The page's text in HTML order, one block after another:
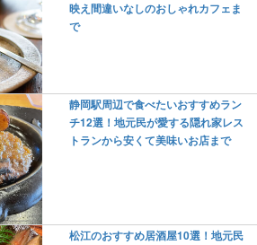
映え間違いなしのおしゃれカフェま
で
静岡駅周辺で食べたいおすすめラン
チ12選！地元民が愛する隠れ家レス
トランから安くて美味いお店まで
松江のおすすめ居酒屋10選！地元民